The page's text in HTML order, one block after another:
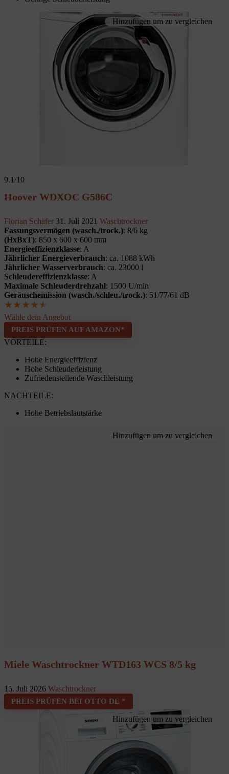
Hinzufügen um zu vergleichen
9.1/10
Hoover WDXOC G586C
Florian Schäfer 31. Juli 2021 Waschtrockner
Fassungsvermögen (wasch./trock.): 8/6 kg
(HxBxT): 850 x 600 x 600 mm
Energieeffizienzklasse: A
Jährlicher Energieverbrauch: ca. 1088 kWh
Jährlicher Wasserverbrauch: ca. 23000 l
Schleudereffizienzklasse: A
Maximale Schleuderdrehzahl: 1500 U/min
Geräuschemission (wasch./schleu./trock.): 51/77/61 dB
★★★★★
Wähle dein Angebot
PREIS PRÜFEN AUF AMAZON*
VORTEILE:
Hohe Energieeffizienz
Hohe Schleuderleistung
Zufriedenstellende Waschleistung
NACHTEILE:
Hohe Betriebslautstärke
Hinzufügen um zu vergleichen
Miele Waschtrockner WTD163 WCS 8/5 kg
15. Juli 2026 Waschtrockner
PREIS PRÜFEN BEI OTTO DE *
Hinzufügen um zu vergleichen